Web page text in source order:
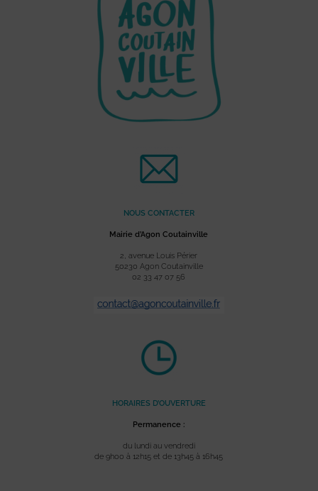
NOUS CONTACTER
Mairie d’Agon Coutainville
2, avenue Louis Périer
50230 Agon Coutainville
02 33 47 07 56
HORAIRES D’OUVERTURE
Permanence :
du lundi au vendredi
de 9h00 à 12h15 et de 13h45 à 16h45